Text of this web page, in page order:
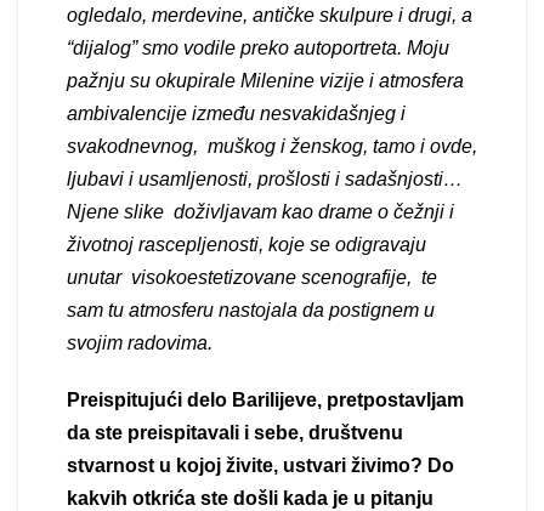
ogledalo, merdevine, antičke skulpure i drugi, a
“dijalog” smo vodile preko autoportreta. Moju
pažnju su okupirale Milenine vizije i atmosfera
ambivalencije između nesvakidašnjeg i
svakodnevnog, muškog i ženskog, tamo i ovde,
ljubavi i usamljenosti, prošlosti i sadašnjosti…
Njene slike doživljavam kao drame o čežnji i
životnoj rascepljenosti, koje se odigravaju
unutar visokoestetizovane scenografije, te
sam tu atmosferu nastojala da postignem u
svojim radovima.
Preispitujući delo Barilijeve, pretpostavljam
da ste preispitavali i sebe, društvenu
stvarnost u kojoj živite, ustvari živimo? Do
kakvih otkrića ste došli kada je u pitanju